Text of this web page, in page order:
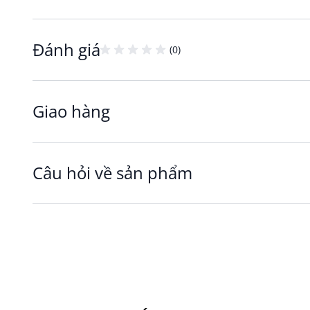
Đánh giá (0)
Giao hàng
Câu hỏi về sản phẩm